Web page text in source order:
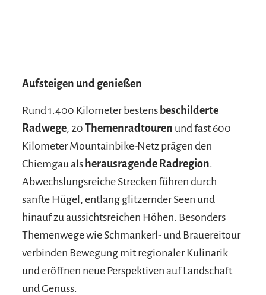
Aufsteigen und genießen
Rund 1.400 Kilometer bestens beschilderte
Radwege, 20Themenradtouren und fast 600
Kilometer Mountainbike-Netz prägen den
Chiemgau als herausragende Radregion.
Abwechslungsreiche Strecken führen durch
sanfte Hügel, entlang glitzernder Seen und
hinauf zu aussichtsreichen Höhen. Besonders
Themenwege wie Schmankerl- und Brauereitour
verbinden Bewegung mit regionaler Kulinarik
und eröffnen neue Perspektiven auf Landschaft
und Genuss.